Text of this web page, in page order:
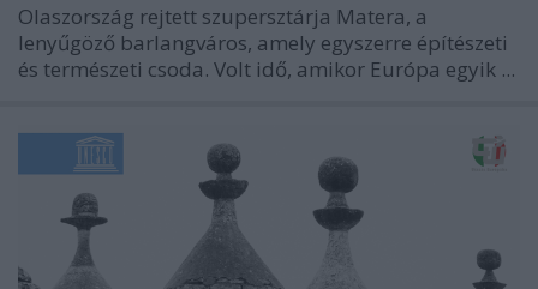
Olaszország rejtett szupersztárja Matera, a
lenyűgöző barlangváros, amely egyszerre építészeti
és természeti csoda. Volt idő, amikor Európa egyik ...